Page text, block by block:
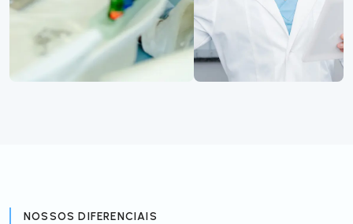
NOSSOS DIFERENCIAIS